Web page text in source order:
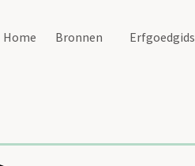
Home Bronnen Erfgoedgids